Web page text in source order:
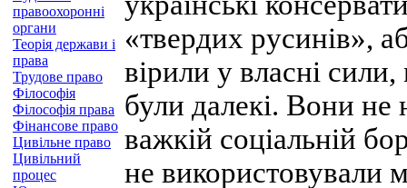
правоохоронні
органи
Теорія держави і
права
Трудове право
Філософія
Філософія права
Фінансове право
Цивільне право
Цивільний
процес
«твердих русинів»,
вірили у власні
були далекі. Вони не
важкій соціальній
не використовували